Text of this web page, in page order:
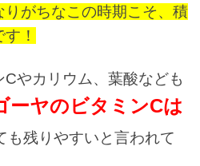
がちなこの時期こそ、積
！
やカリウム、葉酸なども
ーヤのビタミンCは
も残りやすいと言われて